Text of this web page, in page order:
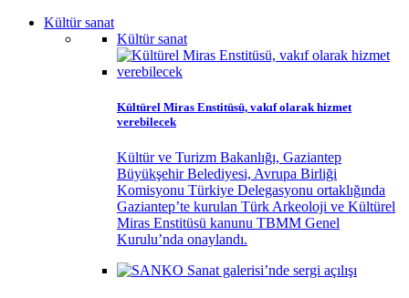
Kültür sanat
Kültür sanat
Kültürel Miras Enstitüsü, vakıf olarak hizmet
verebilecek
Kültür ve Turizm Bakanlığı, Gaziantep
Büyükşehir Belediyesi, Avrupa Birliği
Komisyonu Türkiye Delegasyonu ortaklığında
Gaziantep’te kurulan Türk Arkeoloji ve Kültürel
Miras Enstitüsü kanunu TBMM Genel
Kurulu’nda onaylandı.